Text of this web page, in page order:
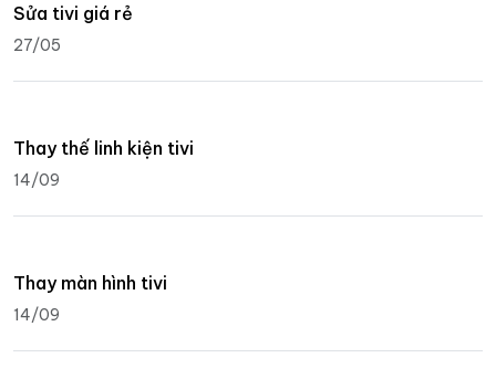
Sửa tivi giá rẻ
27/05
Thay thế linh kiện tivi
14/09
Thay màn hình tivi
14/09